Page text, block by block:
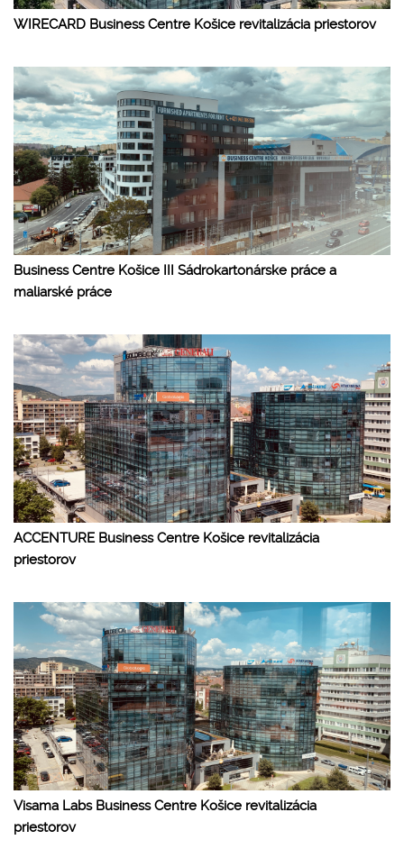
WIRECARD Business Centre Košice revitalizácia priestorov
Business Centre Košice III Sádrokartonárske práce a
maliarské práce
ACCENTURE Business Centre Košice revitalizácia
priestorov
Visama Labs Business Centre Košice revitalizácia
priestorov